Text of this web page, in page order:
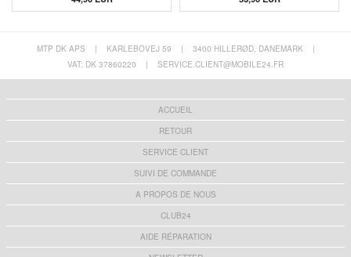
MTP DK APS | KARLEBOVEJ 59 | 3400 HILLERØD, DANEMARK
|
VAT: DK 37860220
| SERVICE.CLIENT@MOBILE24.FR
ACCUEIL
RETOUR
SERVICE CLIENT
SUIVI DE COMMANDE
A PROPOS DE NOUS
CLUB24
AIDE RÉPARATION